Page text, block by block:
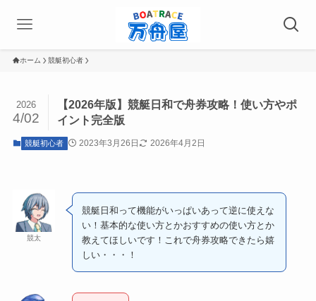
ホーム 競艇初心者
【2026年版】競艇日和で舟券攻略！使い方やポ
イント完全版
2026
4/02
競艇初心者 2023年3月26日 2026年4月2日
競太
競艇日和って機能がいっぱいあって逆に使えな
い！基本的な使い方とかおすすめの使い方とか
教えてほしいです！これで舟券攻略できたら嬉
しい・・・！